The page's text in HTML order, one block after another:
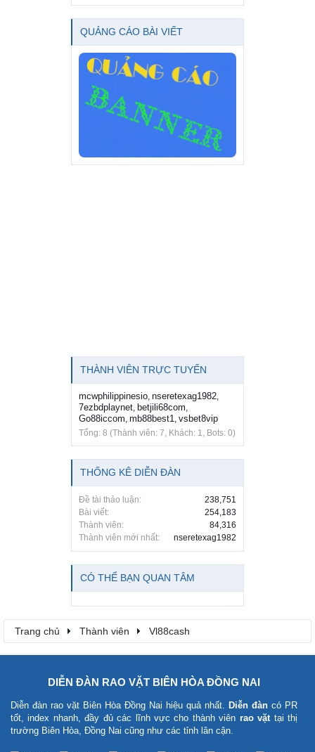
QUẢNG CÁO BÀI VIẾT
THÀNH VIÊN TRỰC TUYẾN
mcwphilippinesio, nseretexag1982,
7ezbdplaynet, betjili68com,
Go88iccom, mb88best1, vsbet8vip
Tổng: 8 (Thành viên: 7, Khách: 1, Bots: 0)
THỐNG KÊ DIỄN ĐÀN
Đề tài thảo luận:
238,751
Bài viết:
254,183
Thành viên:
84,316
Thành viên mới nhất:
nseretexag1982
CÓ THỂ BẠN QUAN TÂM
Trang chủ Thành viên Vl88cash
DIỄN ĐÀN RAO VẶT BIÊN HÒA ĐỒNG NAI
Diễn đàn rao vặt Biên Hòa Đồng Nai hiệu quả nhất. Diễn đàn có PR
tốt, index nhanh, đầy đủ các lĩnh vực cho thành viên rao vặttại thị
trường Biên Hòa, Đồng Nai cũng như các tỉnh lân cận.